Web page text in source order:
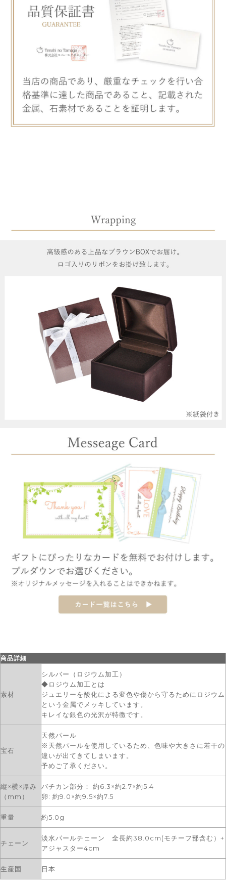
商品詳細
素材
シルバー（ロジウム加工）
◆ロジウム加工とは
ジュエリーを酸化による変色や傷から守るためにロジウム
という金属でメッキしています。
キレイな銀色の光沢が特徴です。
宝石
天然パール
※天然パールを使用しているため、色味や大きさに若干の
違いが出てきてしまいます。
予めご了承ください。
縦×横×厚み
（mm）
バチカン部分： 約6.3×約2.7×約5.4
卵: 約9.0×約9.5×約7.5
重量 約5.0g
チェーン
淡水パールチェーン 全長約38.0cm(モチーフ部含む）+
アジャスター4cm
生産国 日本